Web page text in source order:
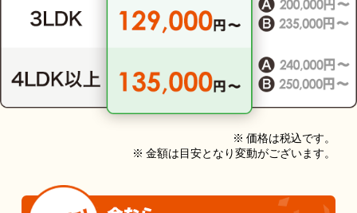
※ 価格は税込です。
※ 金額は目安となり変動がございます。